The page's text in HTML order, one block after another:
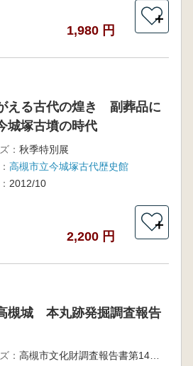
1,980 円
＋
える古代の煌き 副葬品に
城塚古墳の時代
： 秋季特別展
高槻市立今城塚古代歴史館
2012/10
2,200 円
＋
槻城 本丸跡発掘調査報告
：
高槻市文化財調査報告書第14冊